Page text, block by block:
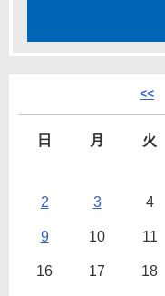
<<
日 月 火
2 3 4
9 10 11
16 17 18